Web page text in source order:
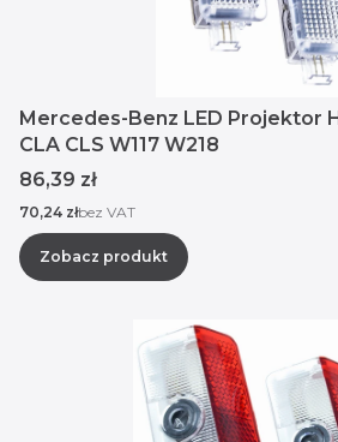
Mercedes-Benz LED Projektor
CLA CLS W117 W218
Cena
86,39 zł
Cena
70,24 złbez VAT
Zobacz produkt